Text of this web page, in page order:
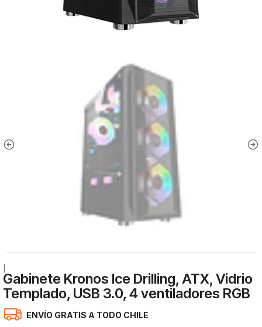
Gabinete Kronos Ice Drilling, ATX, Vidrio
Templado, USB 3.0, 4 ventiladores RGB
ENVÍO GRATIS A TODO CHILE